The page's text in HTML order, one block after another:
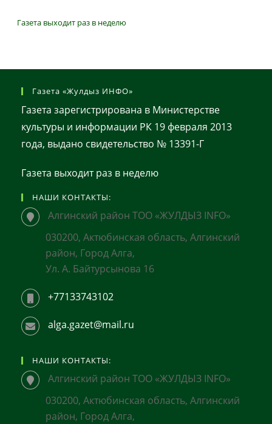
Газета выходит раз в неделю
Газета «Жулдыз ИНФО»
Газета зарегистрирована в Министерстве
культуры и информации РК 19 февраля 2013
года, выдано свидетельство № 13391-Г
Газета выходит раз в неделю
НАШИ КОНТАКТЫ:
Алгинский район ТОО «ЖУЛДЫЗ INFO»
030200, Актюбинская область, Алгинский
район, Город Алга,
Ул. А. Байтурсынова 16
+77133743102
alga.gazet@mail.ru
НАШИ КОНТАКТЫ:
Алгинский район ТОО «ЖУЛДЫЗ INFO»
030200, Актюбинская область, Алгинский
район, Город Алга,